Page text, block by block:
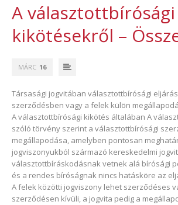
A választottbírósági
kikötésekről –
MÁRC 16
Társasági jogvitában választottbírósági
szerződésben vagy a felek külön
A választottbírósági kikötés általában A
szóló törvény szerint a választottbírósági
megállapodása, amelyben pontosan
jogviszonyukból származó kereskedelmi
választottbíráskodásnak vetnek alá bírósági
és a rendes bíróságnak nincs hatásköre az
A felek közötti jogviszony lehet szerződéses
szerződésen kívüli, a jogvita pedig a